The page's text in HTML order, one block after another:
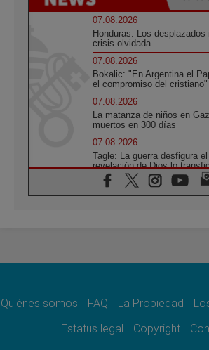
07.08.2026
Honduras: Los
crisis olvidada
07.08.2026
Bokalic: "En Argentina el
el compromiso del cristiano"
07.08.2026
La matanza de niños en
muertos en 300 días
07.08.2026
Tagle: La guerra desfigura
revelación de Dios lo
07.08.2026
Presentada la Trienal de
espacio público
Lanzan un proyecto de
digital para mujeres líderes
Quiénes somos FAQ La Propiedad
Estatus legal
Copyright